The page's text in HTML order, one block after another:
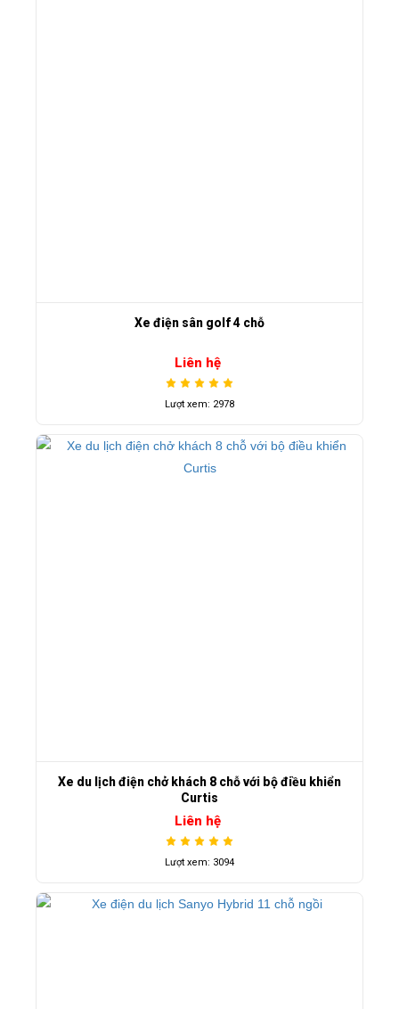
Xe điện sân golf 4 chỗ
Liên hệ
Lượt xem: 2978
Xe du lịch điện chở khách 8 chỗ với bộ điều khiển
Curtis
Liên hệ
Lượt xem: 3094